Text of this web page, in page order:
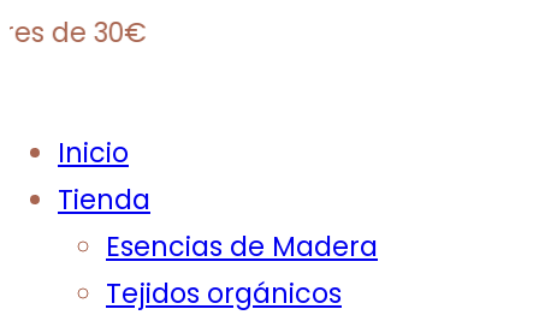
30€
Inicio
Tienda
Esencias de Madera
Tejidos orgánicos